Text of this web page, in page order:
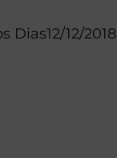
Dias12/12/2018